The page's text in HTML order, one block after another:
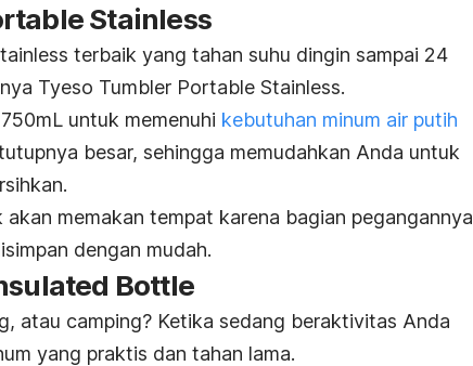
Stainless
terbaik yang tahan suhu dingin sampai 24
Tyeso Tumbler Portable Stainless.
untuk memenuhi kebutuhan minum air putih
besar, sehingga memudahkan Anda untuk
akan memakan tempat karena bagian pegangannya
dengan mudah.
Bottle
, atau camping? Ketika sedang beraktivitas Anda
yang praktis dan tahan lama.